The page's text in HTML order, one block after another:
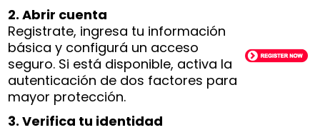
2. Abrir cuenta
Registrate, ingresa tu información
básica y configurá un acceso
seguro. Si está disponible, activa la
autenticación de dos factores para
mayor protección.
3. Verifica tu identidad